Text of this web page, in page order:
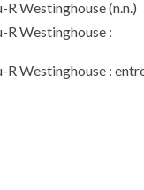
R Westinghouse(n.n.)
R Westinghouse :
R Westinghouse :